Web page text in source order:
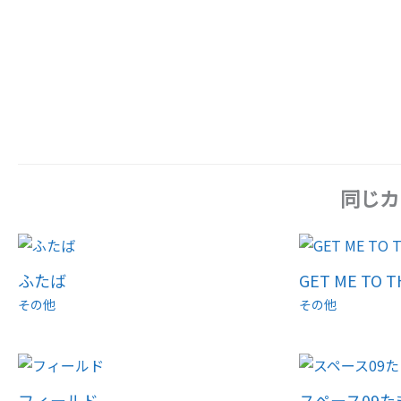
同じ
ふたば
その他
GET ME TO
その他